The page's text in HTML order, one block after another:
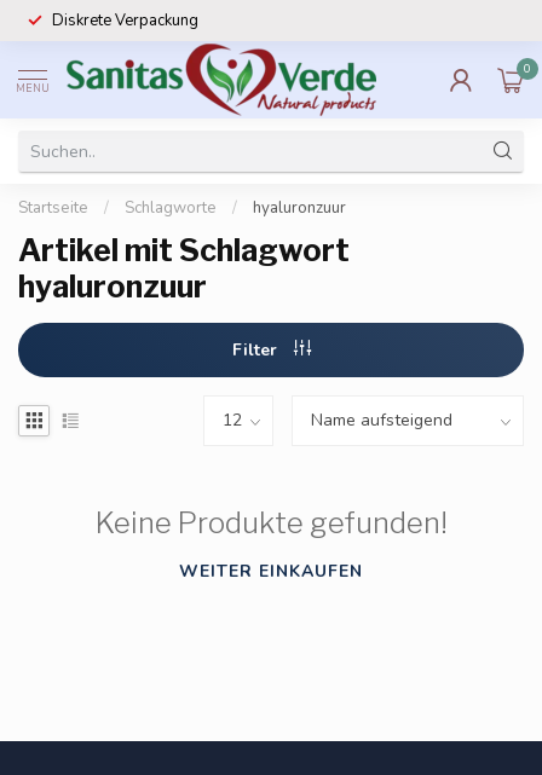
Diskrete Verpackung
MENU
0
Startseite / Schlagworte / hyaluronzuur
Artikel mit Schlagwort
hyaluronzuur
Filter
Keine Produkte gefunden!
WEITER EINKAUFEN